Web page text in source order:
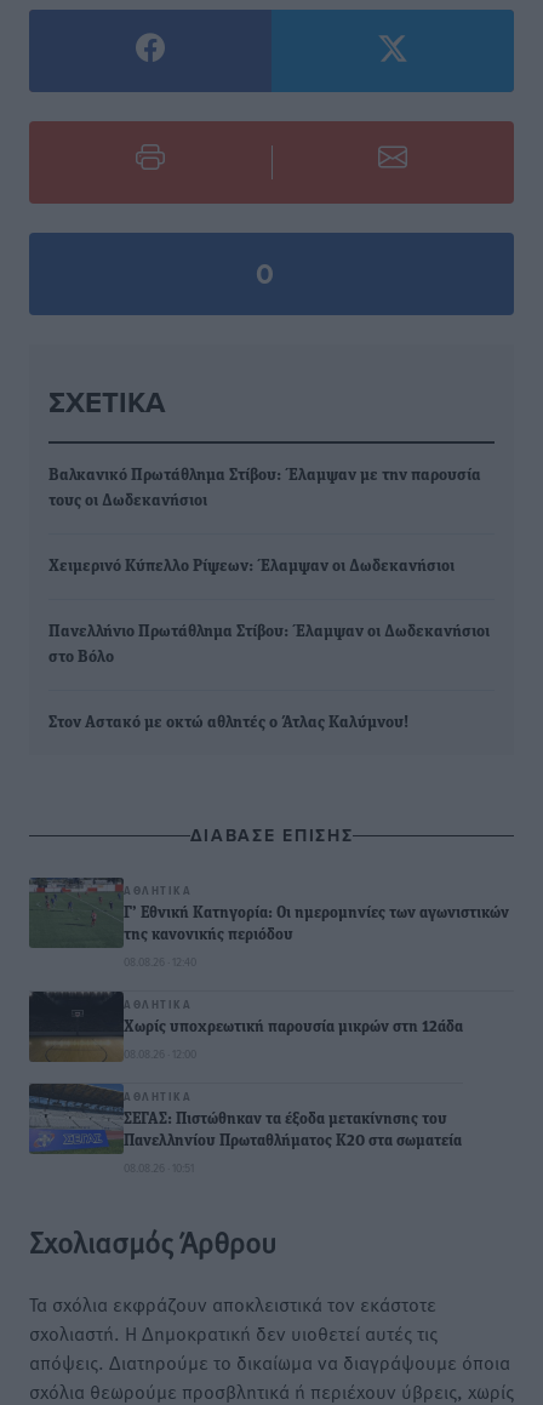
0
ΣΧΕΤΙΚΆ
Βαλκανικό Πρωτάθλημα Στίβου: Έλαμψαν με την παρουσία
τους οι Δωδεκανήσιοι
Χειμερινό Κύπελλο Ρίψεων: Έλαμψαν οι Δωδεκανήσιοι
Πανελλήνιο Πρωτάθλημα Στίβου: Έλαμψαν οι Δωδεκανήσιοι
στο Βόλο
Στον Αστακό με οκτώ αθλητές ο Άτλας Καλύμνου!
ΔΙΑΒΑΣΕ ΕΠΙΣΗΣ
ΑΘΛΗΤΙΚΆ
Γ’ Εθνική Κατηγορία: Οι ημερομηνίες των αγωνιστικών
της κανονικής περιόδου
08.08.26 · 12:40
ΑΘΛΗΤΙΚΆ
Χωρίς υποχρεωτική παρουσία μικρών στη 12άδα
08.08.26 · 12:00
ΑΘΛΗΤΙΚΆ
ΣΕΓΑΣ: Πιστώθηκαν τα έξοδα μετακίνησης του
Πανελληνίου Πρωταθλήματος Κ20 στα σωματεία
08.08.26 · 10:51
Σχολιασμός Άρθρου
Τα σχόλια εκφράζουν αποκλειστικά τον εκάστοτε
σχολιαστή. Η Δημοκρατική δεν υιοθετεί αυτές τις
απόψεις. Διατηρούμε το δικαίωμα να διαγράψουμε όποια
σχόλια θεωρούμε προσβλητικά ή περιέχουν ύβρεις, χωρίς